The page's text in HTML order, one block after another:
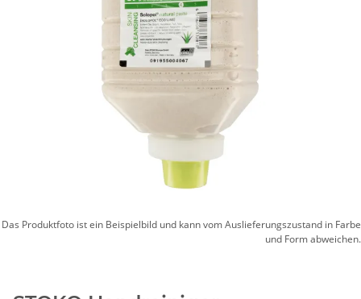
Das Produktfoto ist ein Beispielbild und kann vom Auslieferungszustand in Farbe
und Form abweichen.